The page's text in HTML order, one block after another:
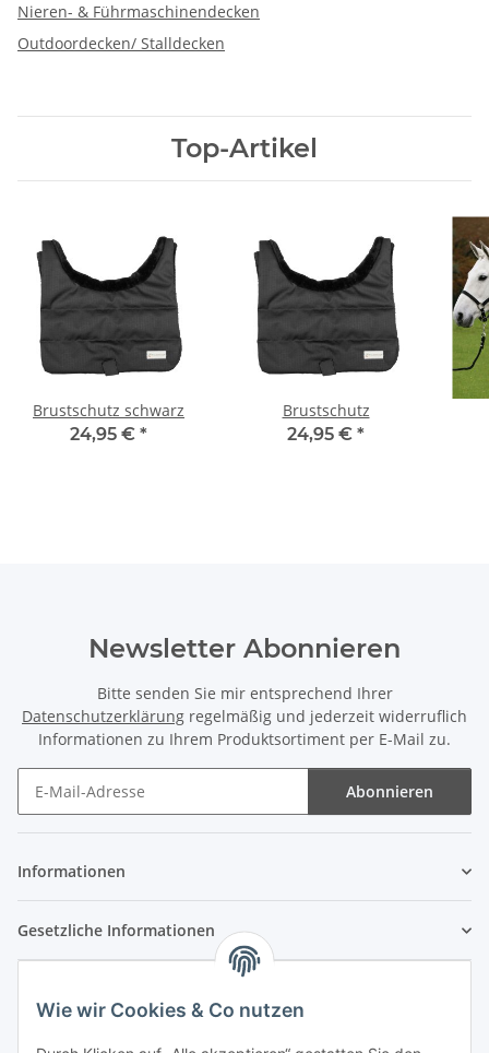
Wie wir Cookies & Co nutzen
Nieren- & Führmaschinendecken
Outdoordecken/ Stalldecken
Top-Artikel
Brustschutz schwarz
24,95 € *
Brustschutz
24,95 € *
Newsletter Abonnieren
Bitte senden Sie mir entsprechend Ihrer
Datenschutzerklärung regelmäßig und jederzeit widerruflich
Informationen zu Ihrem Produktsortiment per E-Mail zu.
Abonnieren
Informationen
Gesetzliche Informationen